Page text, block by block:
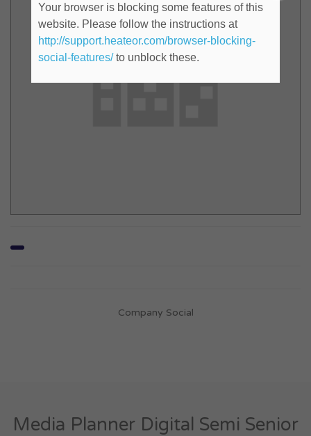
Company Social
Media Planner Digital Semi Senior
Your browser is blocking some features of this
website. Please follow the instructions at
http://support.heateor.com/browser-blocking-
social-features/to unblock these.